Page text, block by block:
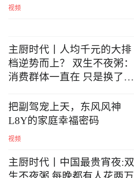
视频
主厨时代丨人均千元的大排
档逆势而上？ 双生不夜粥：
消费群体一直在 只是换了个
把副驾宠上天，东风风神
L8Y的家庭幸福密码
视频
主厨时代丨中国最贵宵夜:双